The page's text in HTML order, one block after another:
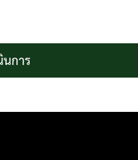
การ